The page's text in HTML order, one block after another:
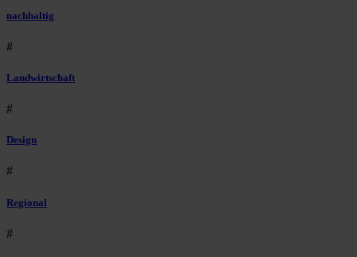
nachhaltig
#
Landwirtschaft
#
Design
#
Regional
#